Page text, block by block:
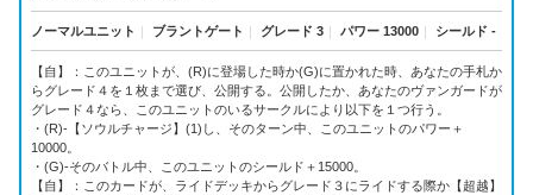
ノーマルユニット ｜ ブラントゲート ｜ グレード 3 ｜ パワー 13000 ｜ シールド -
【自】：このユニットが、(R)に登場した時か(G)に置かれた時、あなたの手札か
らグレード４を１枚まで選び、公開する。公開したか、あなたのヴァンガードが
グレード４なら、このユニットのいるサークルにより以下を１つ行う。
・(R)-【ソウルチャージ】(1)し、そのターン中、このユニットのパワー＋
10000。
・(G)-そのバトル中、このユニットのシールド＋15000。
【自】：このカードが、ライドデッキからグレード３にライドする際か【超越】